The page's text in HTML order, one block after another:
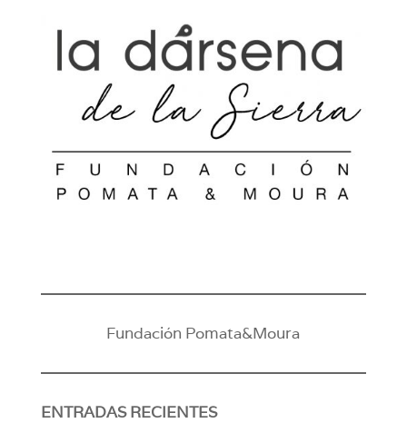
Fundación Pomata&Moura
ENTRADAS RECIENTES